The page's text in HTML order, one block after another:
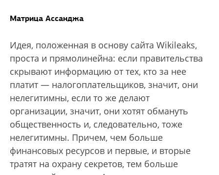
Матрица Ассанджа
Идея, положенная в основу сайта Wikileaks,
проста и прямолинейна: если правительства
скрывают информацию от тех, кто за нее
платит — налогоплательщиков, значит, они
нелегитимны, если то же делают
организации, значит, они хотят обмануть
общественность и, следовательно, тоже
нелегитимны. Причем, чем больше
финансовых ресурсов и первые, и вторые
тратят на охрану секретов, тем больше